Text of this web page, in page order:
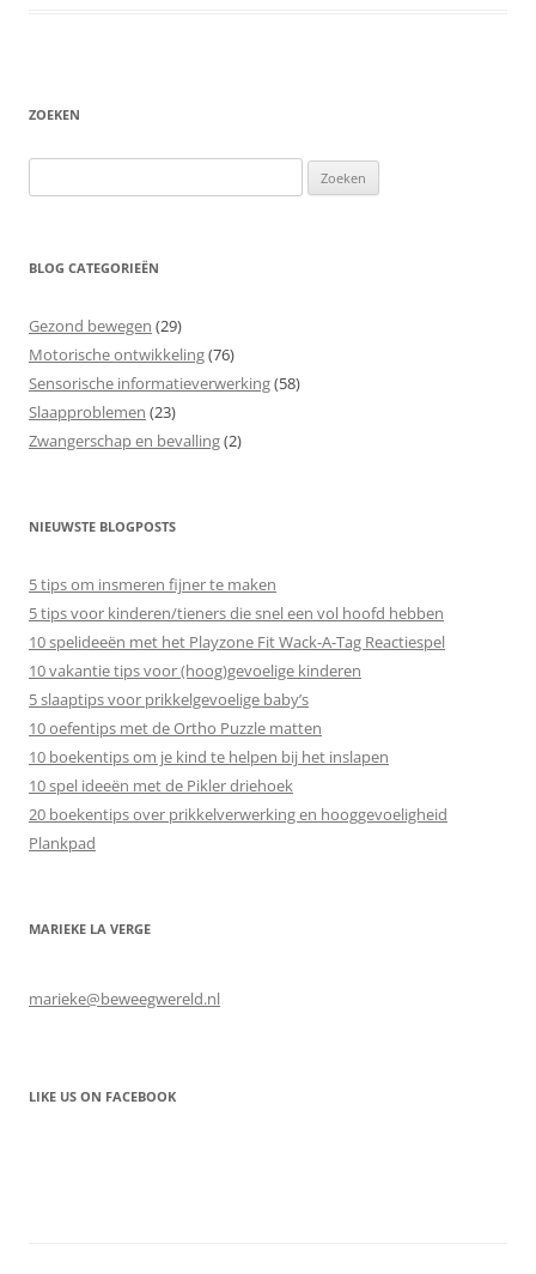
ZOEKEN
naar:
BLOG CATEGORIEËN
Gezond bewegen (29)
Motorische ontwikkeling(76)
Sensorische informatieverwerking(58)
Slaapproblemen (23)
Zwangerschap en bevalling(2)
NIEUWSTE BLOGPOSTS
5 tips om insmeren fijner te maken
5 tips voor kinderen/tieners die snel een vol hoofd hebben
10 spelideeën met het Playzone Fit Wack-A-Tag Reactiespel
10 vakantie tips voor (hoog)gevoelige kinderen
5 slaaptips voor prikkelgevoelige baby’s
10 oefentips met de Ortho Puzzle matten
10 boekentips om je kind te helpen bij het inslapen
10 spel ideeën met de Pikler driehoek
20 boekentips over prikkelverwerking en hooggevoeligheid
Plankpad
MARIEKE LA VERGE
marieke@beweegwereld.nl
LIKE US ON FACEBOOK